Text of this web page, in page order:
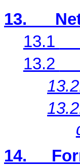
13.
13.1
13.2
14.